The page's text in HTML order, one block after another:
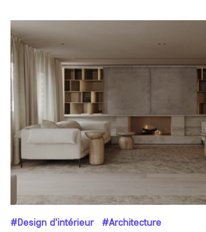
#Design d'intérieur #Architecture